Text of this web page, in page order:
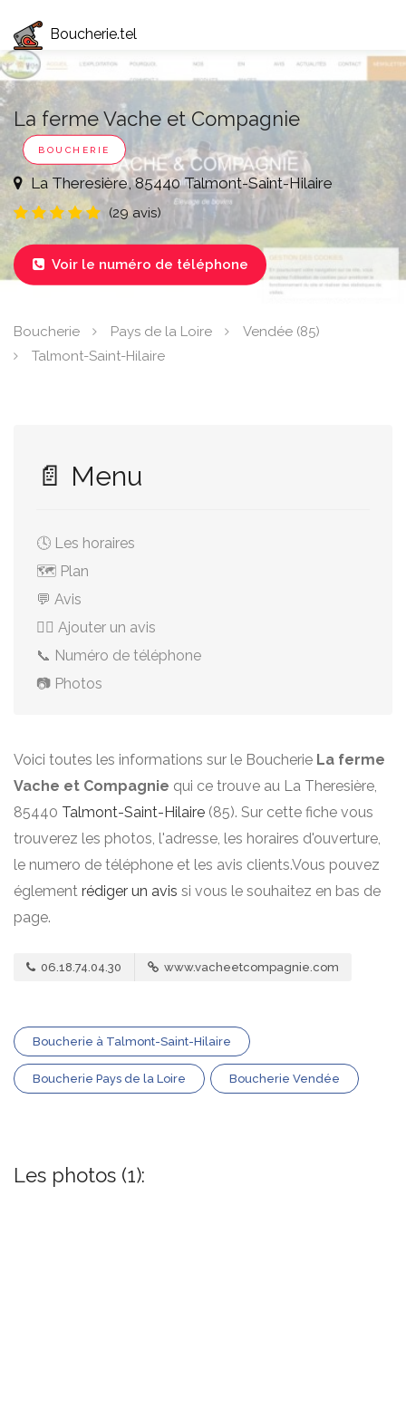
Boucherie.tel
La ferme Vache et Compagnie
BOUCHERIE
La Theresière, 85440 Talmont-Saint-Hilaire
(29 avis)
 Voir le numéro de téléphone
Boucherie Pays de la Loire
Vendée (85)
Talmont-Saint-Hilaire
📄 Menu
🕓 Les horaires
🗺️ Plan
💬 Avis
✍🏻 Ajouter un avis
📞 Numéro de téléphone
📷 Photos
Voici toutes les informations sur le Boucherie La ferme
Vache et Compagnie qui ce trouve au La Theresière,
85440 Talmont-Saint-Hilaire (85). Sur cette fiche vous
trouverez les photos, l'adresse, les horaires d'ouverture,
le numero de téléphone et les avis clients.Vous pouvez
églement rédiger un avis si vous le souhaitez en bas de
page.
06.18.74.04.30 www.vacheetcompagnie.com
Boucherie à Talmont-Saint-Hilaire
Boucherie Pays de la Loire Boucherie Vendée
Les photos (1):